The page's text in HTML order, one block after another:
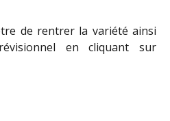
de rentrer la variété ainsi
en cliquant sur